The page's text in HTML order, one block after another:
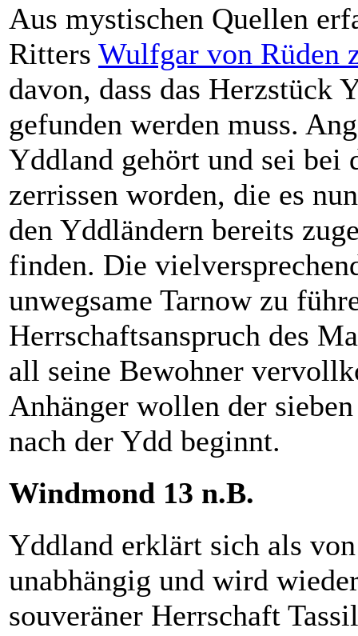
Aus mystischen Quellen
Ritters Wulfgar von Rüden
davon, dass das Herzstück
gefunden werden muss.
Yddland gehört und sei bei
zerrissen worden, die es
den Yddländern bereits
finden. Die
unwegsame Tarnow zu
Herrschaftsanspruch des
all seine Bewohner
Anhänger wollen der
nach der Ydd beginnt.
Windmond 13 n.B.
Yddland erklärt sich als
unabhängig und wird
souveräner Herrschaft